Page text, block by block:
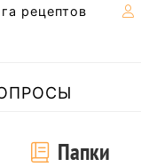
рецептов
Папки